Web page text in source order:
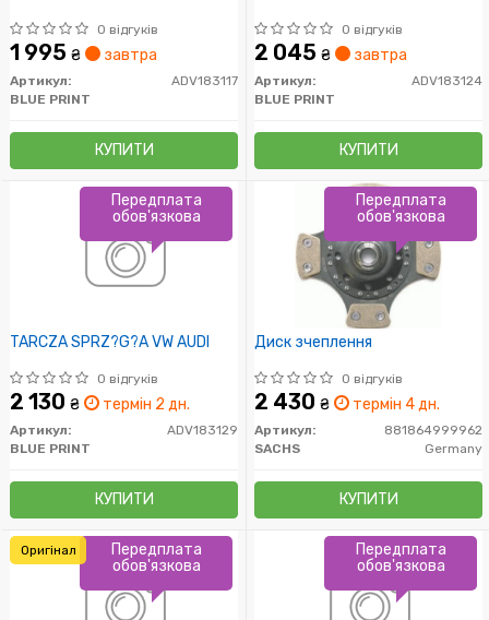
0 відгуків
1 995 ₴ завтра
Артикул:
ADV183117
BLUE PRINT
КУПИТИ
0 відгуків
2 045 ₴ завтра
Артикул:
ADV183124
BLUE PRINT
КУПИТИ
TARCZA SPRZ?G?A VW AUDI
0 відгуків
2 130 ₴ термін 2 дн.
Артикул:
ADV183129
BLUE PRINT
КУПИТИ
Передплата
обов'язкова
Диск зчеплення
0 відгуків
2 430 ₴ термін 4 дн.
Артикул:
881864999962
SACHS
Germany
КУПИТИ
Передплата
обов'язкова
Передплата
обов'язкова
Оригінал
Передплата
обов'язкова